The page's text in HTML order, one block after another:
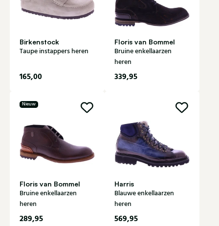
Birkenstock
Taupe instappers heren
165,00
Floris van Bommel
Bruine enkellaarzen
heren
339,95
Nieuw
Floris van Bommel
Bruine enkellaarzen
heren
289,95
Harris
Blauwe enkellaarzen
heren
569,95